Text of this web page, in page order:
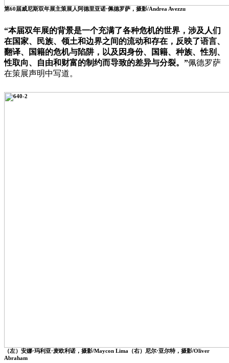
第60届威尼斯双年展主策展人阿德里亚诺·佩德罗萨，摄影/Andrea Avezzu
“本届双年展的背景是一个充满了各种危机的世界，涉及人们
在国家、民族、领土和边界之间的流动和存在，反映了语言、
翻译、国籍的危机与陷阱，以及因身份、国籍、种族、性别、
性取向、自由和财富的制约而导致的差异与分裂。”佩德罗萨
在策展声明中写道。
（左）安娜·玛利亚·麦欧利诺，摄影/Maycon Lima（右）尼尔·亚尔特，摄影/Oliver
Abraham